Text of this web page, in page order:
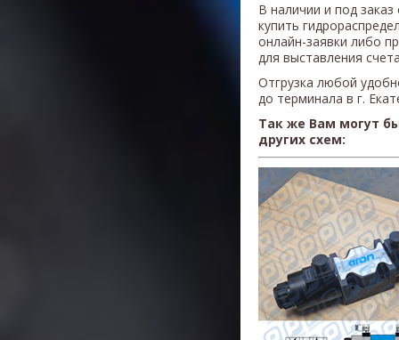
В наличии и под
купить
онлайн-заявки либо
для выставления
Отгрузка любой
до терминала в г.
Так же Вам могут
других схем: